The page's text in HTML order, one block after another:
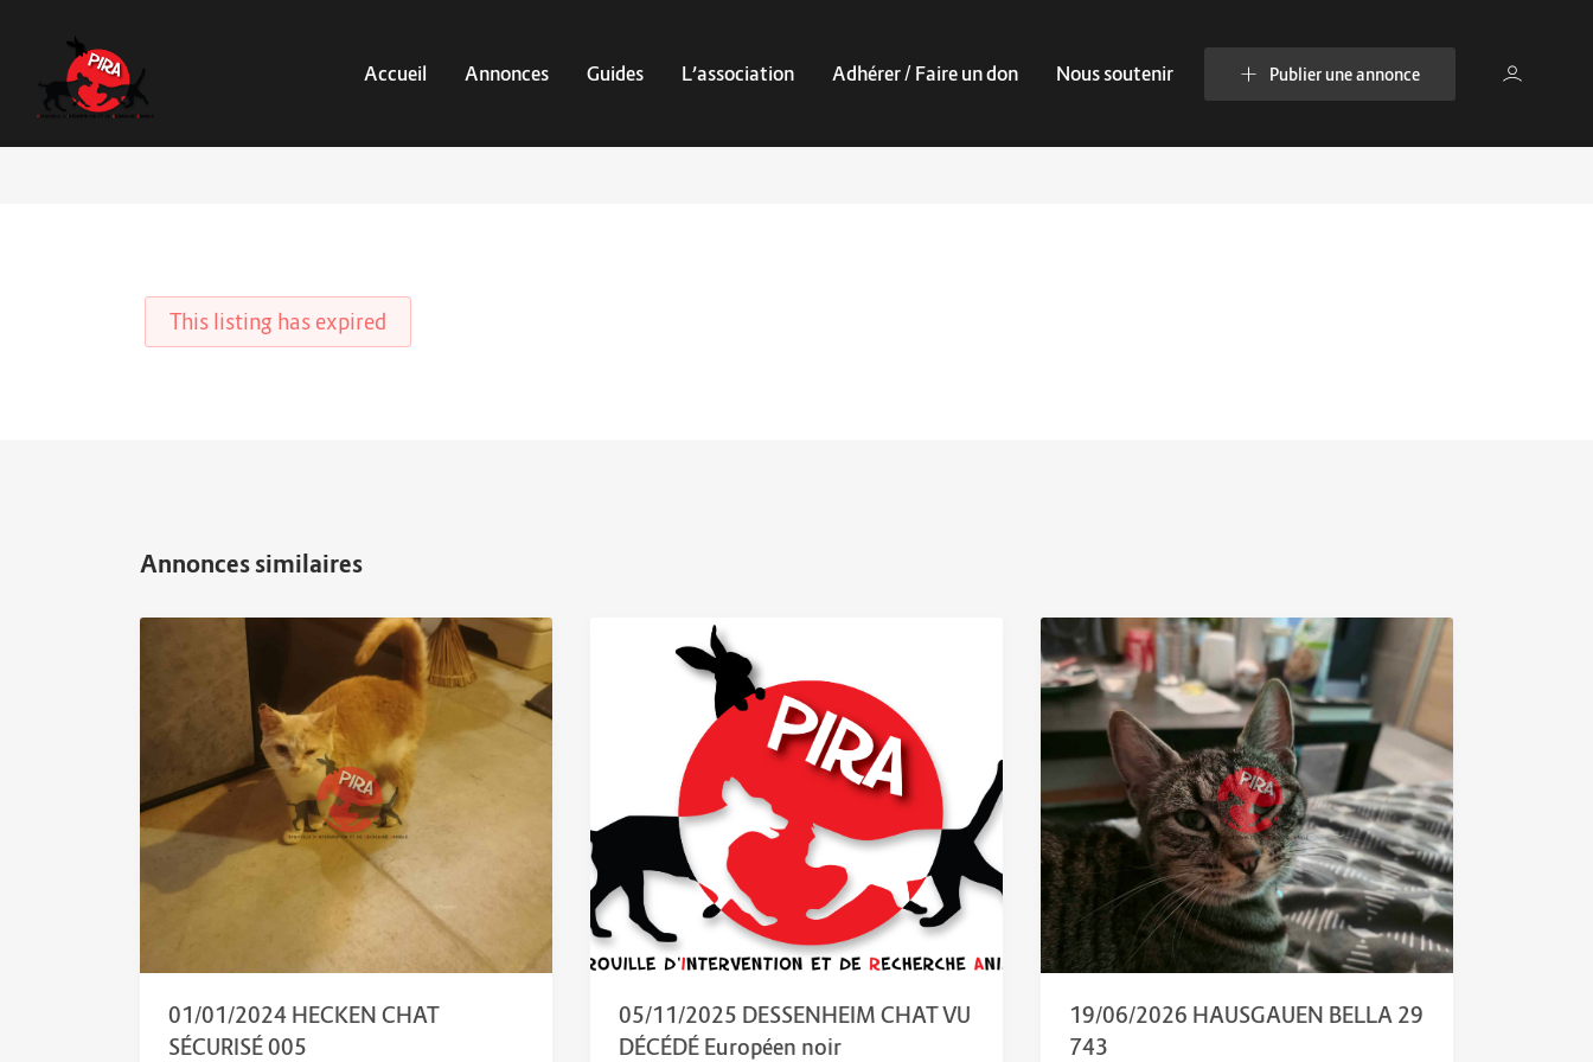
Accueil Annonces Guides L’association Adhérer / Faire un don Nous soutenir Publier une annonce
This listing has expired
01/01/2024 HECKEN CHAT
SÉCURISÉ 005
05/11/2025 DESSENHEIM CHAT VU
DÉCÉDÉ Européen noir
19/06/2026 HAUSGAUEN BELLA 29
743